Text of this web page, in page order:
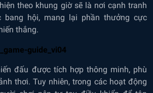
theo khung giờ sẽ là nơi cạnh tranh
bang hội, mang lại phần thưởng cực
thắng.
đấu được tích hợp thông minh, phù
thơi. Tuy nhiên, trong các hoạt động